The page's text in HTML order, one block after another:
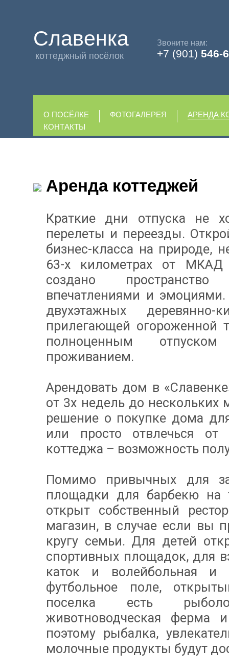
Славенка
коттеджный посёлок
Звоните нам:
+7 (901) 546-
О ПОСЁЛКЕ ФОТОГАЛЕРЕЯ
АРЕНДА
КОНТАКТЫ
Аренда коттеджей
Краткие дни отпуска не
перелеты и переезды.
бизнес-класса на природе,
63-х километрах от
создано
впечатлениями и
двухэтажных
прилегающей огороженной
полноценным
проживанием.
Арендовать дом в
от 3х недель до нескольких
решение о покупке дома
или просто отвлечься от
коттеджа – возможность
Помимо привычных для
площадки для барбекю на
открыт собственный
магазин, в случае если вы
кругу семьи. Для детей
спортивных площадок, для
каток и волейбольная и
футбольное поле,
поселка есть
животноводческая ферма
поэтому рыбалка,
молочные продукты будут